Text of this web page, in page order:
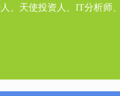
、天使投资人、IT分析师